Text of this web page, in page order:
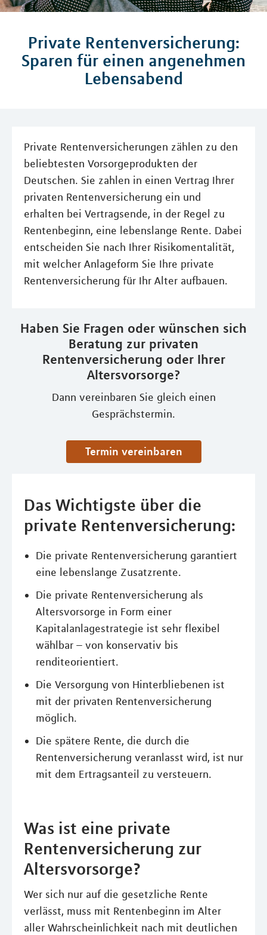
Private Rentenversicherung:
Sparen für einen angenehmen
Lebensabend
Private Rentenversicherungen zählen zu den
beliebtesten Vorsorgeprodukten der
Deutschen. Sie zahlen in einen Vertrag Ihrer
privaten Rentenversicherung ein und
erhalten bei Vertragsende, in der Regel zu
Rentenbeginn, eine lebenslange Rente. Dabei
entscheiden Sie nach Ihrer Risikomentalität,
mit welcher Anlageform Sie Ihre private
Rentenversicherung für Ihr Alter aufbauen.
Haben Sie Fragen oder wünschen sich
Beratung zur privaten
Rentenversicherung oder Ihrer
Altersvorsorge?
Dann vereinbaren Sie gleich einen
Gesprächstermin.
Termin vereinbaren
Das Wichtigste über die
private Rentenversicherung:
Die private Rentenversicherung garantiert
eine lebenslange Zusatzrente.
Die private Rentenversicherung als
Altersvorsorge in Form einer
Kapitalanlagestrategie ist sehr flexibel
wählbar – von konservativ bis
renditeorientiert.
Die Versorgung von Hinterbliebenen ist
mit der privaten Rentenversicherung
möglich.
Die spätere Rente, die durch die
Rentenversicherung veranlasst wird, ist nur
mit dem Ertragsanteil zu versteuern.
Was ist eine private
Rentenversicherung zur
Altersvorsorge?
Wer sich nur auf die gesetzliche Rente
verlässt, muss mit Rentenbeginn im Alter
aller Wahrscheinlichkeit nach mit deutlichen